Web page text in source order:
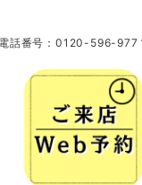
話番号：0120-596-